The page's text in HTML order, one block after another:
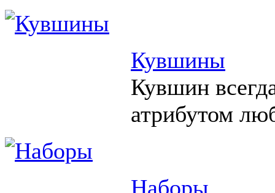
Кувшины
Кувшин
атрибутом
Наборы